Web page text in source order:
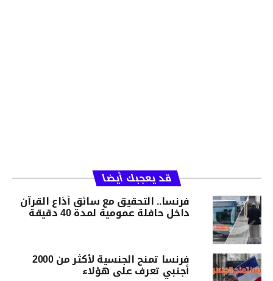
قد يعجبك أيضا
فرنسا.. التحقيق مع سائق أذاع القرآن
داخل حافلة عمومية لمدة 40 دقيقة
فرنسا تمنح الجنسية لأكثر من 2000
أجنبي تعرف على هؤلاء